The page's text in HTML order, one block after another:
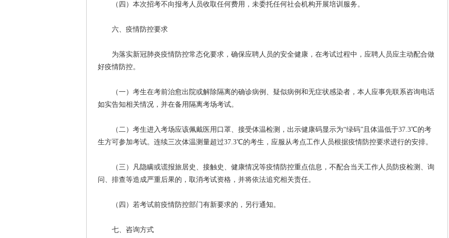
（四）本次招考不向报考人员收取任何费用，未委托任何社会机构开展培训服务。
六、疫情防控要求
为落实新冠肺炎疫情防控常态化要求，确保应聘人员的安全健康，在考试过程中，应聘人员应主动配合做
好疫情防控。
（一）考生在考前治愈出院或解除隔离的确诊病例、疑似病例和无症状感染者，本人应事先联系咨询电话
如实告知相关情况，并在备用隔离考场考试。
（二）考生进入考场应该佩戴医用口罩、接受体温检测，出示健康码显示为“绿码”且体温低于37.3℃的考
生方可参加考试。连续三次体温测量超过37.3℃的考生，应服从考点工作人员根据疫情防控要求进行的安排。
（三）凡隐瞒或谎报旅居史、接触史、健康情况等疫情防控重点信息，不配合当天工作人员防疫检测、询
问、排查等造成严重后果的，取消考试资格，并将依法追究相关责任。
（四）若考试前疫情防控部门有新要求的，另行通知。
七、咨询方式